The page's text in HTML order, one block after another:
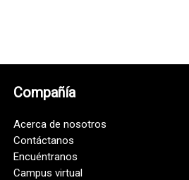
Compañía
Acerca de nosotros
Contáctanos
Encuéntranos
Campus virtual